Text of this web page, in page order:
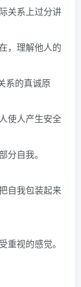
关系上过分讲
，理解他人的
系的真诚原
使人产生安全
分自我。
自我包装起来
重视的感觉。